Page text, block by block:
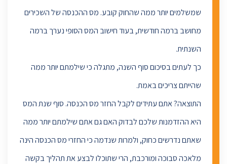
שמשלמים יותר ממה שהחוק קובע. מס ההכנסה של השכירים
מחושב ברמה חודשית, בעוד חישוב המס הסופי נערך ברמה
השנתית.
כך לעתים בסיכום סוף השנה, מתגלה כי שילמתם יותר ממה
שהייתם צריכים באמת.
התוצאה? אתם עתידים לקבל החזר מס הכנסה. סוף שנת המס
היא ההזדמנות שלכם לבדוק האם גם אתם שילמתם יותר ממה
שאתם נדרשים כחוק, ולמרות שנדמה כי החזרי מס הכנסה הינה
מלאכה סבוכה ומורכבת, הרי שתוכלו לבצע את תהליך בקשה